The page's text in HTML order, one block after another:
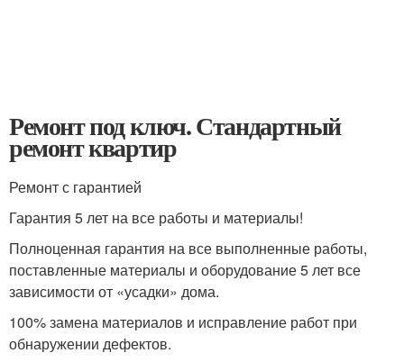
Ремонт под ключ. Стандартный
ремонт квартир
Ремонт с гарантией
Гарантия 5 лет на все работы и материалы!
Полноценная гарантия на все выполненные работы,
поставленные материалы и оборудование 5 лет все
зависимости от «усадки» дома.
100% замена материалов и исправление работ при
обнаружении дефектов.